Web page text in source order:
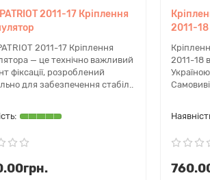
вашого автомобіля, експерти dacar.shop
надійних кузовних деталей для
та Європи. Наш великий каталог
KL 2016 року?
2011-17 Кріплення
2011-17 Кріплення
— це технічно важливий
фіксації, розроблений
для забезпечення стабіл..
2011-18
2011-18